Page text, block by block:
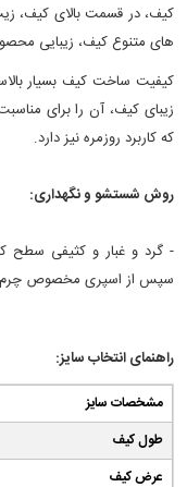
های متنوع کیف، زیبایی
کیفیت ساخت کیف بسیار
زیبای کیف، آن را برای
که کاربرد روزمره نیز دارد.
روش شستشو و نگهداری:
- گرد و غبار و کثیفی سطح
سپس از اسپری مخصوص چرم
راهنمای انتخاب سایز:
مشخصات سایز
طول کیف
عرض کیف